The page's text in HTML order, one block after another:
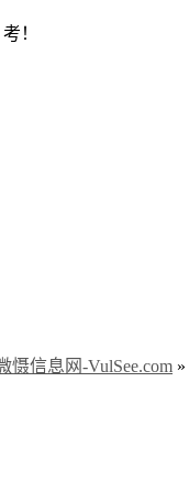
！
慑信息网-VulSee.com »